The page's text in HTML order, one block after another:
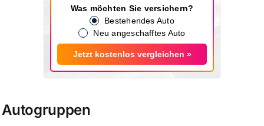
Was möchten Sie versichern?
Bestehendes Auto
Neu angeschafftes Auto
Jetzt kostenlos vergleichen »